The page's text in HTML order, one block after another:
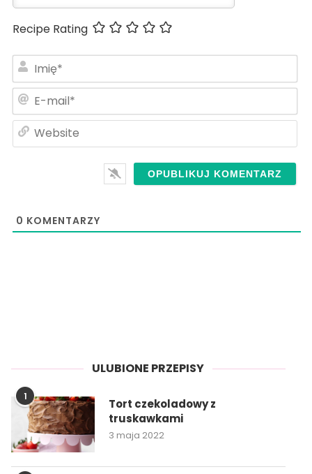
Recipe Rating
0 KOMENTARZY
ULUBIONE PRZEPISY
1
Tort czekoladowy z
truskawkami
3 maja 2022